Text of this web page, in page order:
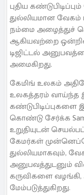
புதிய
துல்லியமான வேகம்
நம்மை அழைத்துச்
ஆகியவற்றை
டிஜிட்டல்
அமைகிறது.
கேமிங் உலகம்
உலகத்தரம்
கொண்டு சேர்க்க
உறுதியுடன்
கேமர்கள்
துல்லியமாகவும்,
அனுபவத்துடனும்
கருவிகளை
மேம்படுத்துகிறது.